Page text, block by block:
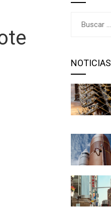
NOTICIAS